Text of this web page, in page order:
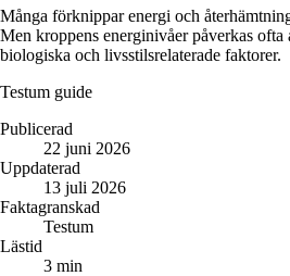
Många förknippar energi och
Men kroppens energinivåer påverkas ofta
biologiska och livsstilsrelaterade faktorer.
Testum guide
Publicerad
22 juni 2026
Uppdaterad
13 juli 2026
Faktagranskad
Testum
Lästid
3 min